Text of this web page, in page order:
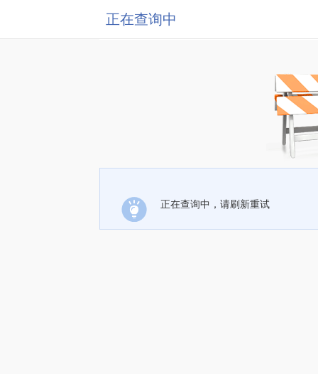
正在查询中
正在查询中，请刷新重试